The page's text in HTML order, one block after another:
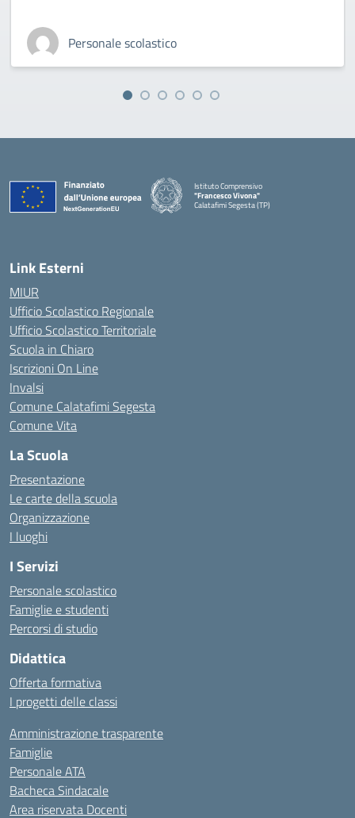
Personale scolastico
Istituto Comprensivo
"Francesco Vivona"
Calatafimi Segesta (TP)
— Visita la pagina iniziale della scuola
Link Esterni
MIUR
Ufficio Scolastico Regionale
Ufficio Scolastico Territoriale
Scuola in Chiaro
Iscrizioni On Line
Invalsi
Comune Calatafimi Segesta
Comune Vita
La Scuola
Presentazione
Le carte della scuola
Organizzazione
I luoghi
I Servizi
Personale scolastico
Famiglie e studenti
Percorsi di studio
Didattica
Offerta formativa
I progetti delle classi
Amministrazione trasparente
Famiglie
Personale ATA
Bacheca Sindacale
Area riservata Docenti